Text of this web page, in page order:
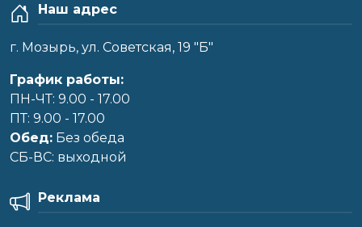
Наш адрес
г. Мозырь, ул. Советская, 19 "Б"
График работы:
ПН-ЧТ: 9.00 - 17.00
ПТ: 9.00 - 17.00
Обед: Без обеда
CБ-ВС: выходной
Реклама